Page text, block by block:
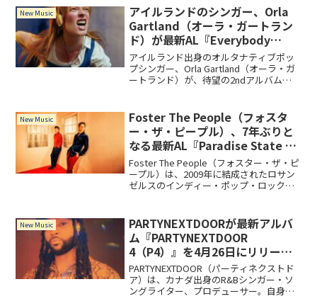
収録。
New Music
アイルランドのシンガー、Orla
Gartland（オーラ・ガートラン
ド）が最新AL『Everybody
Needs a Hero』をリリース！
アイルランド出身のオルタナティブポッ
プシンガー、Orla Gartland（オーラ・ガ
ートランド）が、待望の2ndアルバム
ースされ話題となっ...
New Music
Foster The People（フォスタ
ー・ザ・ピープル）、7年ぶりと
なる最新AL『Paradise State of
Mind』を8月16日にリリース！
Foster The People（フォスター・ザ・ピ
ープル）は、2009年に結成されたロサン
ゼルスのインディー・ポップ・ロック・
新鮮な「Lost In Space」、蒸し暑い夏を
爽やかにさせる「Take Me Back」、
「Chasing Low Vibrations」を含む全11曲
を収録。
New Music
PARTYNEXTDOORが最新アルバ
ム『PARTYNEXTDOOR
4（P4）』を4月26日にリリー
ス！
PARTYNEXTDOOR（パーティネクストド
ア）は、カナダ出身のR&Bシンガー・ソ
ングライター、プロデューサー。自身が